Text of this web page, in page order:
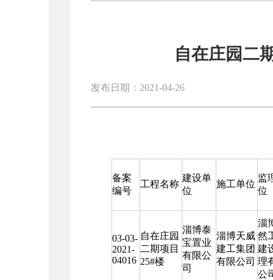
自在庄园二
发布日期：2021-04-26
备案
编号
工程名称
建设单
位
施工单位
监
位
03-03-
2021-
04016
自在庄园
二期项目
25#楼
淄博泰
宝置业
有限公
司
淄博天威
建工集团
有限公司
淄
然
建
理
公